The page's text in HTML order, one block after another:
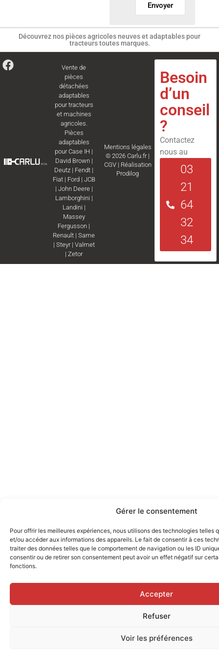
Gérer le consentement
Pour offrir les meilleures expériences, nous utilisons des technologies telles
et/ou accéder aux informations des appareils. Le fait de consentir à ces
traiter des données telles que le comportement de navigation ou les ID
consentir ou de retirer son consentement peut avoir un effet négatif sur
fonctions.
Accepter
Refuser
Voir les préférences
Envoyer
Découvrez nos pièces agricoles neuves et adaptables pour
tracteurs toutes marques.
Vente de
pièces
détachées
adaptables
pour tracteurs
et machines
agricoles.
Pièces
adaptables
pourCase IH |
David Brown|
Deutz | Fendt |
Fiat| Ford | JCB
| John Deere|
Lamborghini |
Landini |
Massey
Fergusson |
Renault |Same
| Steyr| Valmet
|Zetor
Mentions légales
© 2026 Carlu.fr |
CGV| Réalisation
Prodilog
Besoin
d’un
conseil
?
Contactez
nous au
03
21
64
32
34